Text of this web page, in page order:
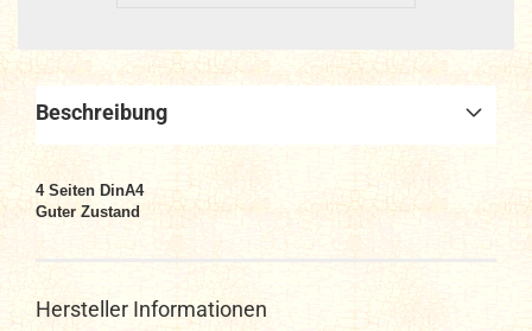
Beschreibung
4 Seiten DinA4
Guter Zustand
Hersteller Informationen